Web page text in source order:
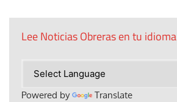
Lee Noticias Obreras en tu idioma
Powered by Translate